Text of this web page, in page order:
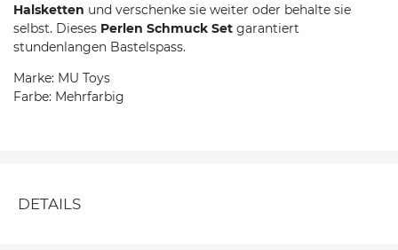
Halsketten und verschenke sie weiter oder behalte sie
selbst. Dieses Perlen Schmuck Set garantiert
stundenlangen Bastelspass.
Marke: MU Toys
Farbe: Mehrfarbig
DETAILS